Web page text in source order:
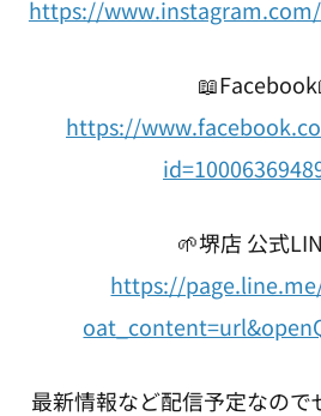
https://
https://
🌱堺店 公式
https://
最新情報など配信予定なので